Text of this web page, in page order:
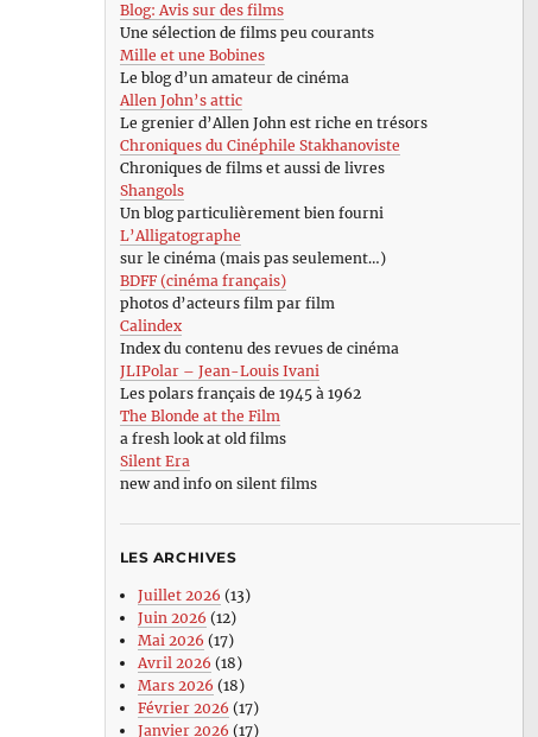
Blog: Avis sur des films
Une sélection de films peu courants
Mille et une Bobines
Le blog d’un amateur de cinéma
Allen John’s attic
Le grenier d’Allen John est riche en trésors
Chroniques du Cinéphile Stakhanoviste
Chroniques de films et aussi de livres
Shangols
Un blog particulièrement bien fourni
L’Alligatographe
sur le cinéma (mais pas seulement…)
BDFF (cinéma français)
photos d’acteurs film par film
Calindex
Index du contenu des revues de cinéma
JLIPolar – Jean-Louis Ivani
Les polars français de 1945 à 1962
The Blonde at the Film
a fresh look at old films
Silent Era
new and info on silent films
LES ARCHIVES
Juillet 2026 (13)
Juin 2026 (12)
Mai 2026 (17)
Avril 2026 (18)
Mars 2026 (18)
Février 2026 (17)
Janvier 2026 (17)